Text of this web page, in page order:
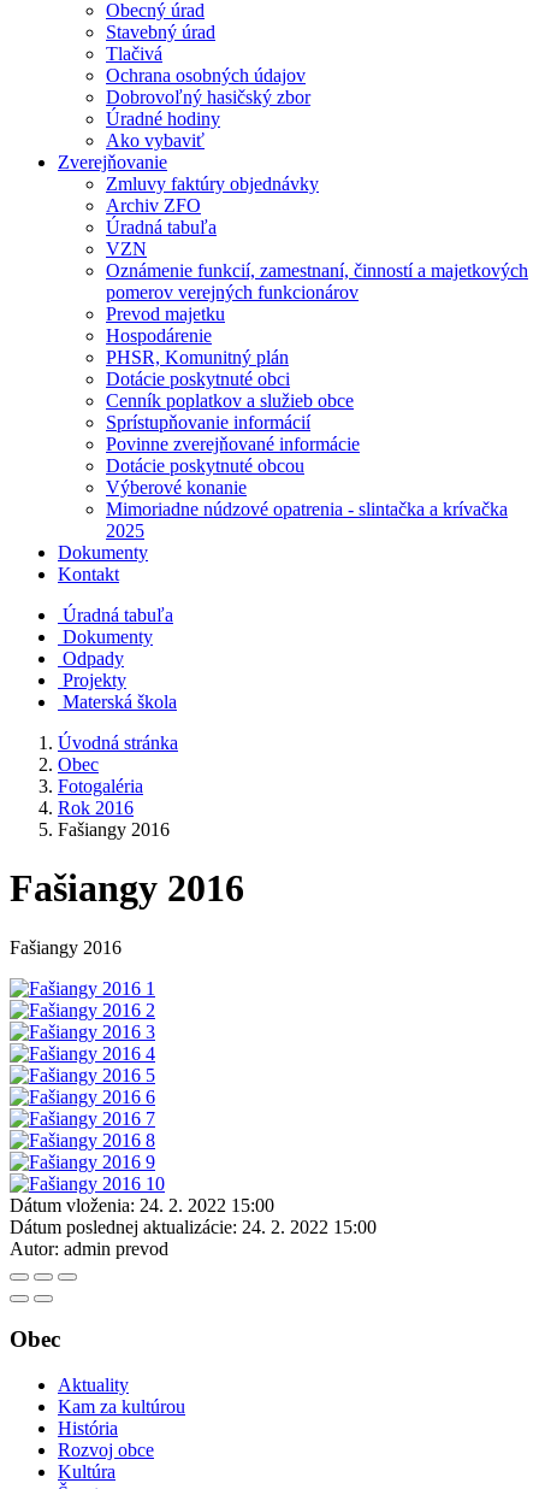
Obecný úrad
Stavebný úrad
Tlačivá
Ochrana osobných údajov
Dobrovoľný hasičský zbor
Úradné hodiny
Ako vybaviť
Zverejňovanie
Zmluvy faktúry objednávky
Archiv ZFO
Úradná tabuľa
VZN
Oznámenie funkcií, zamestnaní, činností a majetkových
pomerov verejných funkcionárov
Prevod majetku
Hospodárenie
PHSR, Komunitný plán
Dotácie poskytnuté obci
Cenník poplatkov a služieb obce
Sprístupňovanie informácií
Povinne zverejňované informácie
Dotácie poskytnuté obcou
Výberové konanie
Mimoriadne núdzové opatrenia - slintačka a krívačka
2025
Dokumenty
Kontakt
Úradná tabuľa
Dokumenty
Odpady
Projekty
Materská škola
Úvodná stránka
Obec
Fotogaléria
Rok 2016
Fašiangy 2016
Fašiangy 2016
Fašiangy 2016
Dátum vloženia: 24. 2. 2022 15:00
Dátum poslednej aktualizácie: 24. 2. 2022 15:00
Autor: admin prevod
Obec
Aktuality
Kam za kultúrou
História
Rozvoj obce
Kultúra